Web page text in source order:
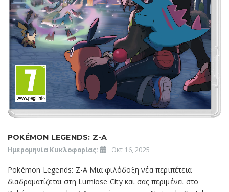
POKÉMON LEGENDS: Z-A
Ημερομηνία Κυκλοφορίας: Οκτ 16, 2025
Pokémon Legends: Z-A Μια φιλόδοξη νέα περιπέτεια
διαδραματίζεται στη Lumiose City και σας περιμένει στο